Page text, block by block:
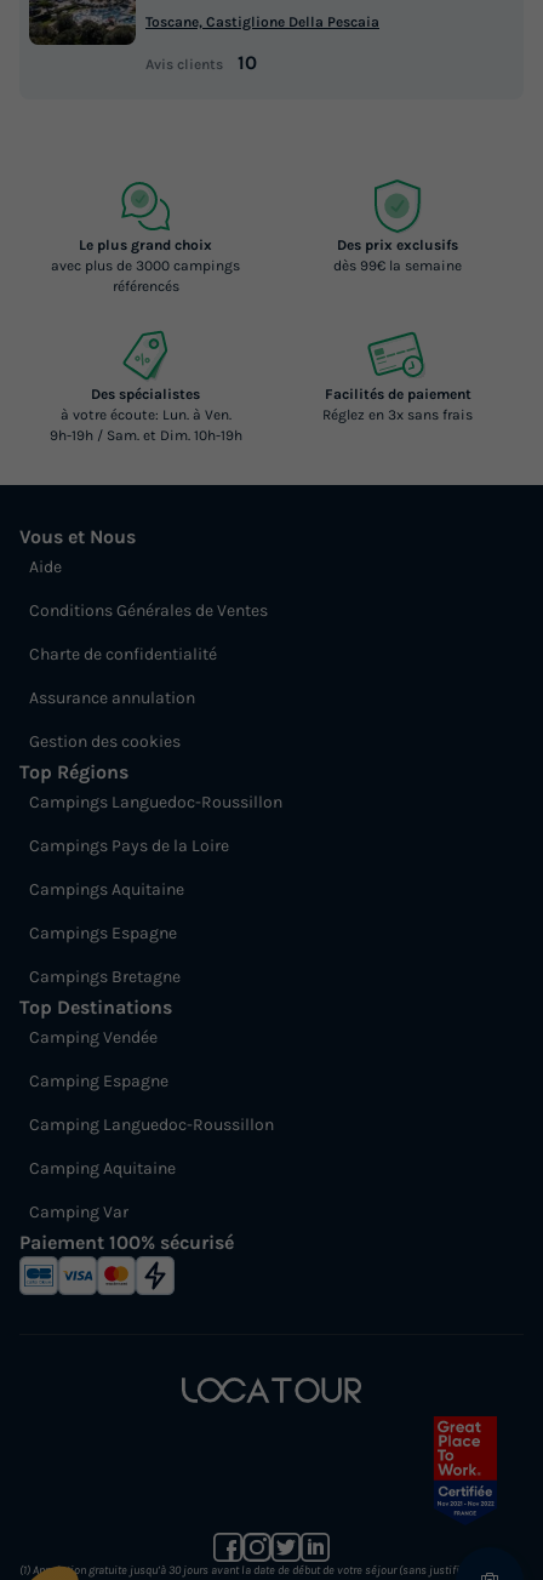
Toscane, Castiglione Della Pescaia
Avis clients 10
Le plus grand choix
avec plus de 3000 campings
référencés
Des prix exclusifs
dès 99€ la semaine
Des spécialistes
à votre écoute: Lun. à Ven.
9h-19h / Sam. et Dim. 10h-19h
Facilités de paiement
Réglez en 3x sans frais
Vous et Nous
Aide
Conditions Générales de Ventes
Charte de confidentialité
Assurance annulation
Gestion des cookies
Top Régions
Campings Languedoc-Roussillon
Campings Pays de la Loire
Campings Aquitaine
Campings Espagne
Campings Bretagne
Top Destinations
Camping Vendée
Camping Espagne
Camping Languedoc-Roussillon
Camping Aquitaine
Camping Var
Paiement 100% sécurisé
(1) Annulation gratuite jusqu’à 30 jours avant la date de début de votre séjour (sans justificatif et